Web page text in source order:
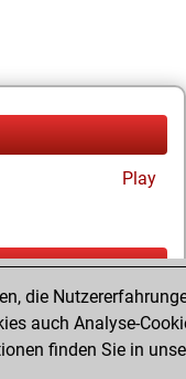
Play
Play
die
auch Analyse-
finden Sie in